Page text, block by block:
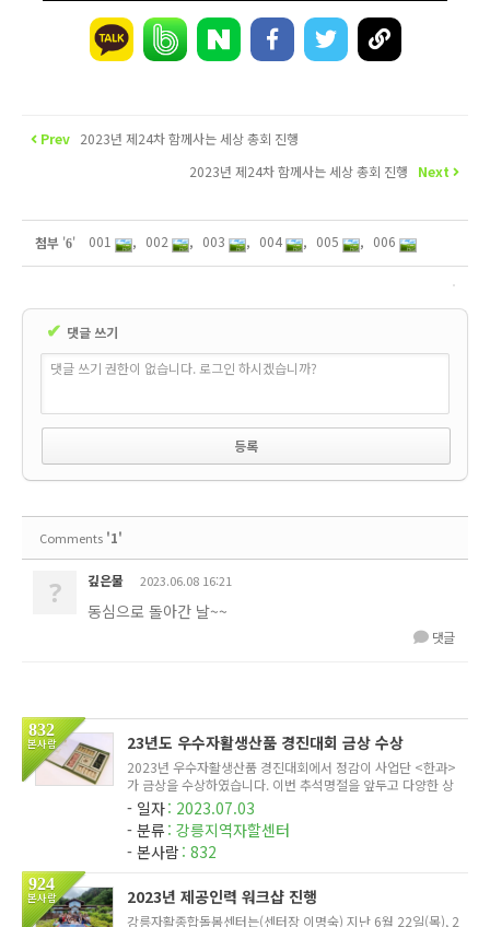
Prev 2023년 제24차 함께사는 세상 총회 진행
2023년 제24차 함께사는 세상 총회 진행
Next
첨부 '6' 001 , 002 , 003 , 004 , 005 , 006
✔ 댓글 쓰기
댓글 쓰기 권한이 없습니다. 로그인 하시겠습니까?
Comments '1'
? 깊은물 2023.06.08 16:21
동심으로 돌아간 날~~
댓글
832
본사람 23년도 우수자활생산품 경진대회 금상 수상
2023년 우수자활생산품 경진대회에서 정감이 사업단 <한과>
가 금상을 수상하였습니다. 이번 추석명절을 앞두고 다양한 상
품을 추가구성하였습니다. 맛과 품질이 우수한 정감이 한과 많
은 관심 부탁드립니다^^
일자 2023.07.03
분류 강릉지역자할센터
본사람 832
924
본사람 2023년 제공인력 워크샵 진행
강릉자활종합돌봄센터는(센터장 이명숙) 지난 6월 22일(목), 2